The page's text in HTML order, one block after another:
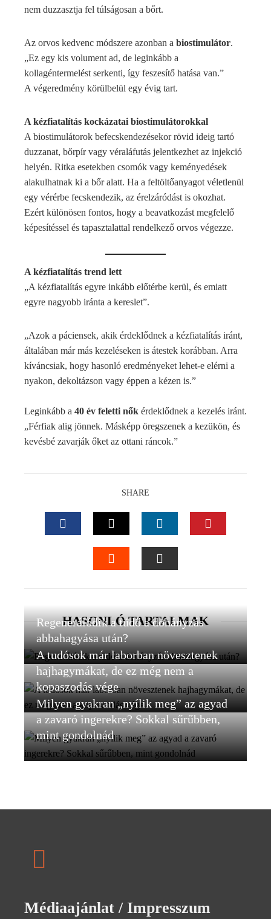
nem duzzasztja fel túlságosan a bőrt.
Az orvos kedvenc módszere azonban a biostimulátor.
„Ez egy kis volument ad, de leginkább a
kollagéntermelést serkenti, így feszesítő hatása van.”
A végeredmény körülbelül egy évig tart.
A kézfiatalítás kockázatai biostimulátorokkal
A biostimulátorok befecskendezésekor rövid ideig tartó
duzzanat, bőrpír vagy véraláfutás jelentkezhet az injekció
helyén. Ritka esetekben csomók vagy keményedések
alakulhatnak ki a bőr alatt. Ha a feltöltőanyagot véletlenül
egy vérérbe fecskendezik, az érelzáródást is okozhat.
Ezért különösen fontos, hogy a beavatkozást megfelelő
képesítéssel és tapasztalattal rendelkező orvos végezze.
A kézfiatalítás trend lett
„A kézfiatalítás egyre inkább előtérbe kerül, és emiatt
egyre nagyobb iránta a kereslet”.
„Azok a páciensek, akik érdeklődnek a kézfiatalítás iránt,
általában már más kezeléseken is átestek korábban. Arra
kíváncsiak, hogy hasonló eredményeket lehet-e elérni a
nyakon, dekoltázson vagy éppen a kézen is.”
Leginkább a 40 év feletti nők érdeklődnek a kezelés iránt.
„Férfiak alig jönnek. Másképp öregszenek a kezükön, és
kevésbé zavarják őket az ottani ráncok.”
SHARE
FACEBOOKTWITTERLINKEDIN
HASONLÓ TARTALMAK
Regenerálódik a tüdő a dohányzás
abbahagyása után?
A tudósok már laborban növesztenek
hajhagymákat, de ez még nem a
kopaszodás vége
Milyen gyakran „nyílik meg” az agyad
a zavaró ingerekre? Sokkal sűrűbben,
mint gondolnád
Médiaajánlat / Impresszum